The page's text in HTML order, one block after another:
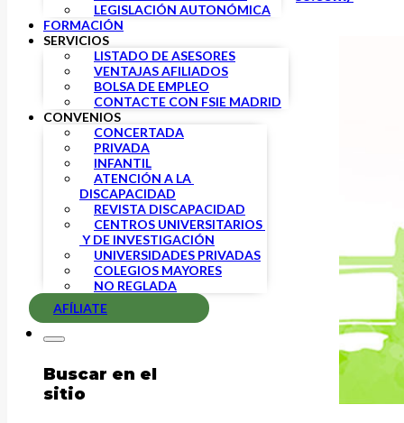
LEGISLACIÓN AUTONÓMICA
FORMACIÓN
SERVICIOS
LISTADO DE ASESORES
VENTAJAS AFILIADOS
BOLSA DE EMPLEO
CONTACTE CON FSIE MADRID
CONVENIOS
CONCERTADA
PRIVADA
INFANTIL
ATENCIÓN A LA
DISCAPACIDAD
REVISTA DISCAPACIDAD
CENTROS UNIVERSITARIOS
Y DE INVESTIGACIÓN
UNIVERSIDADES PRIVADAS
COLEGIOS MAYORES
NO REGLADA
AFÍLIATE
Buscar en el
sitio